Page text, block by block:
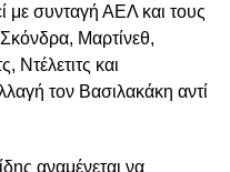
με συνταγή ΑΕΛ και τους
Μαρτίνεθ,
Ντέλετιτς και
τον Βασιλακάκη αντί
αναμένεται να